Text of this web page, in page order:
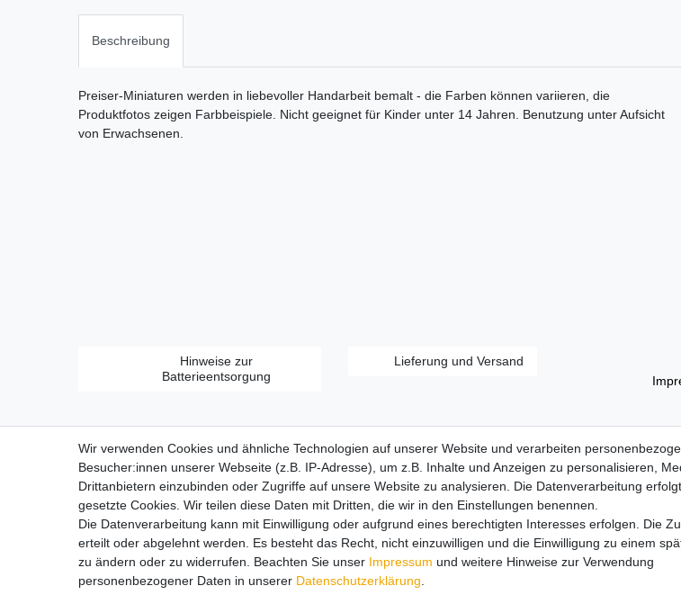
Beschreibung
Preiser-Miniaturen werden in liebevoller Handarbeit bemalt - die Farben können variieren, die
Produktfotos zeigen Farbbeispiele. Nicht geeignet für Kinder unter 14 Jahren. Benutzung unter Aufsicht
von Erwachsenen.
Hinweise zur
Batterieentsorgung
Lieferung und Versand
Zahlungsarten:
Wir verwenden Cookies und ähnliche Technologien auf unserer Website und verarbeiten
Besucher:innen unserer Webseite (z.B. IP-Adresse), um z.B. Inhalte und Anzeigen zu personalisieren,
Drittanbietern einzubinden oder Zugriffe auf unsere Website zu analysieren. Die Datenverarbeitung
gesetzte Cookies. Wir teilen diese Daten mit Dritten, die wir in den Einstellungen benennen.
Die Datenverarbeitung kann mit Einwilligung oder aufgrund eines berechtigten Interesses erfolgen. Die
erteilt oder abgelehnt werden. Es besteht das Recht, nicht einzuwilligen und die Einwilligung zu einem
zu ändern oder zu widerrufen. Beachten Sie unser Impressum und weitere Hinweise zur Verwendung
personenbezogener Daten in unserer Daten­schutz­erklärung